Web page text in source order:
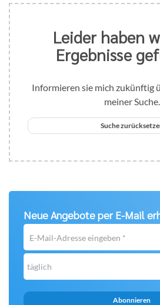
Leider haben
Ergebnisse
Informieren sie mich zukünftig
meiner Suche.
Suche
Neue Angebote per E-Mail
Mail-
Adresse
eingeben
*
täglich
Abonnieren